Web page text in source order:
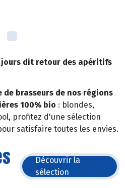
dit retour des apéritifs
brasseurs de nos régions
100% bio : blondes,
profitez d'une sélection
satisfaire toutes les envies.
Découvrir la
sélection